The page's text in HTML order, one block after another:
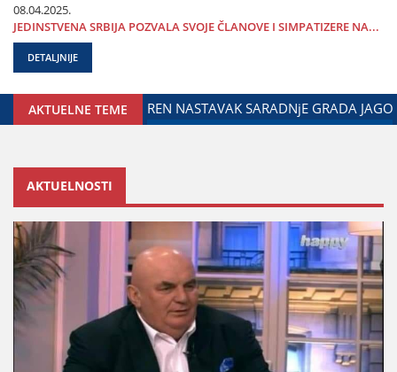
08.04.2025.
ЈEDINSTVENA SRBIЈA POZVALA SVOЈE ČLANOVE I SIMPATIZERE NA...
DETALJNIJE
AKTUELNE TEME
ZA ODNOSE SA DIЈASPOROM DALIBOR MARKOVIĆ
AKTUELNOSTI